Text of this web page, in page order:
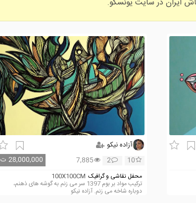
آزاده نیکو
28,000,000 ت 10
2
7,885
محفل نقاشی و گرافیک 100X100CM
ترکیب مواد بر بوم 1397 سر می زنم به گوشه های ذهنم،
دوباره شاخه می زنم. آزاده نیکو